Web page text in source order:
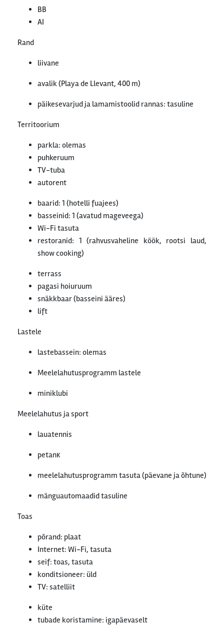
BB
AI
Rand
liivane
avalik (Playa de Llevant, 400 m)
päikesevarjud ja lamamistoolid rannas: tasuline
Territoorium
parkla: olemas
puhkeruum
TV-tuba
autorent
baarid: 1 (hotelli fuajees)
basseinid: 1 (avatud mageveega)
Wi-Fi tasuta
restoranid: 1 (rahvusvaheline köök, rootsi laud,
show cooking)
terrass
pagasi hoiuruum
snäkkbaar (basseini ääres)
lift
Lastele
lastebassein: olemas
Meelelahutusprogramm lastele
miniklubi
Meelelahutus ja sport
lauatennis
petanк
meelelahutusprogramm tasuta (päevane ja õhtune)
mänguautomaadid tasuline
Toas
põrand: plaat
Internet: Wi-Fi, tasuta
seif: toas, tasuta
konditsioneer: üld
TV: satelliit
küte
tubade koristamine: igapäevaselt